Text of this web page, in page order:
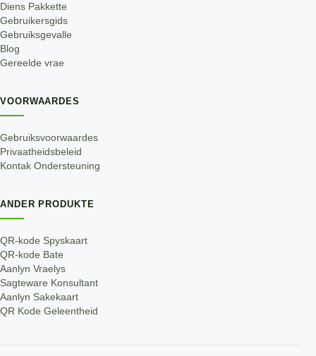
Diens Pakkette
Gebruikersgids
Gebruiksgevalle
Blog
Gereelde vrae
VOORWAARDES
Gebruiksvoorwaardes
Privaatheidsbeleid
Kontak Ondersteuning
ANDER PRODUKTE
QR-kode Spyskaart
QR-kode Bate
Aanlyn Vraelys
Sagteware Konsultant
Aanlyn Sakekaart
QR Kode Geleentheid